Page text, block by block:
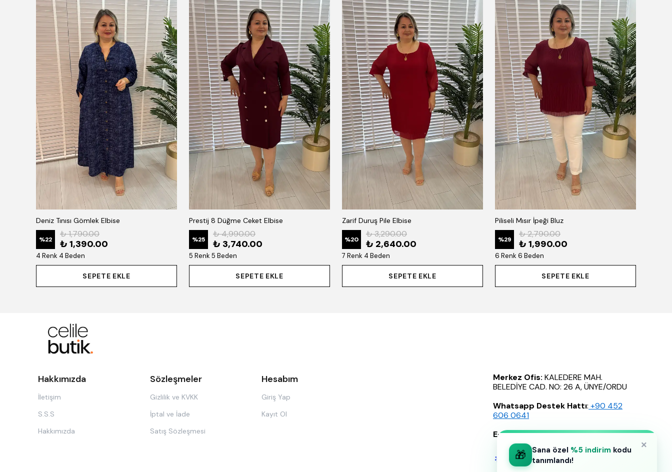
Deniz Tınısı Gömlek Elbise
%22
₺ 1,790.00
₺ 1,390.00
4 Renk 4 Beden
SEPETE EKLE
Prestij 8 Düğme Ceket Elbise
%25
₺ 4,990.00
₺ 3,740.00
5 Renk 5 Beden
SEPETE EKLE
Zarif Duruş Pile Elbise
%20
₺ 3,290.00
₺ 2,640.00
7 Renk 4 Beden
SEPETE EKLE
Piliseli Mısır İpeği Bluz
%29
₺ 2,790.00
₺ 1,990.00
6 Renk 6 Beden
SEPETE EKLE
Hakkımızda
İletişim
S.S.S
Hakkımızda
Sözleşmeler
Gizlilik ve KVKK
İptal ve İade
Satış Sözleşmesi
Hesabım
Giriş Yap
Kayıt Ol
Merkez Ofis: KALEDERE MAH.
BELEDİYE CAD. NO: 26 A, ÜNYE/ORDU
Whatsapp Destek Hattı: ‪+90 452
606 0641
E-Posta:info@celilebutik.com
×
🎁 Sana özel %5 indirim kodu
tanımlandı!